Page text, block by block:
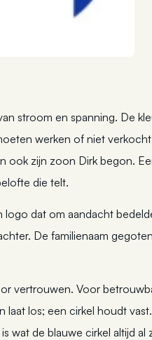
stroom en spanning. De
werken of niet
ook zijn zoon Dirk begon.
die telt.
dat om aandacht
De familienaam
vertrouwen. Voor
los; een cirkel houdt
wat de blauwe cirkel altijd